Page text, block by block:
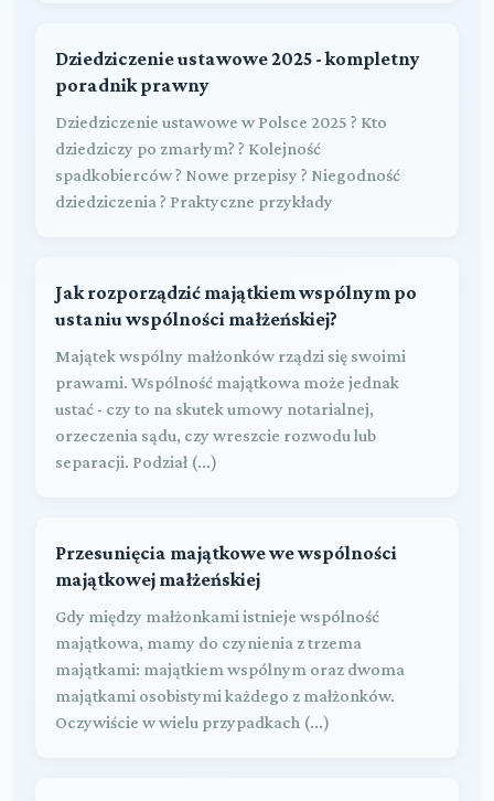
Dziedziczenie ustawowe 2025 - kompletny
poradnik prawny
Dziedziczenie ustawowe w Polsce 2025 ? Kto
dziedziczy po zmarłym? ? Kolejność
spadkobierców ? Nowe przepisy ? Niegodność
dziedziczenia ? Praktyczne przykłady
Jak rozporządzić majątkiem wspólnym po
ustaniu wspólności małżeńskiej?
Majątek wspólny małżonków rządzi się swoimi
prawami. Wspólność majątkowa może jednak
ustać - czy to na skutek umowy notarialnej,
orzeczenia sądu, czy wreszcie rozwodu lub
separacji. Podział (...)
Przesunięcia majątkowe we wspólności
majątkowej małżeńskiej
Gdy między małżonkami istnieje wspólność
majątkowa, mamy do czynienia z trzema
majątkami: majątkiem wspólnym oraz dwoma
majątkami osobistymi każdego z małżonków.
Oczywiście w wielu przypadkach (...)